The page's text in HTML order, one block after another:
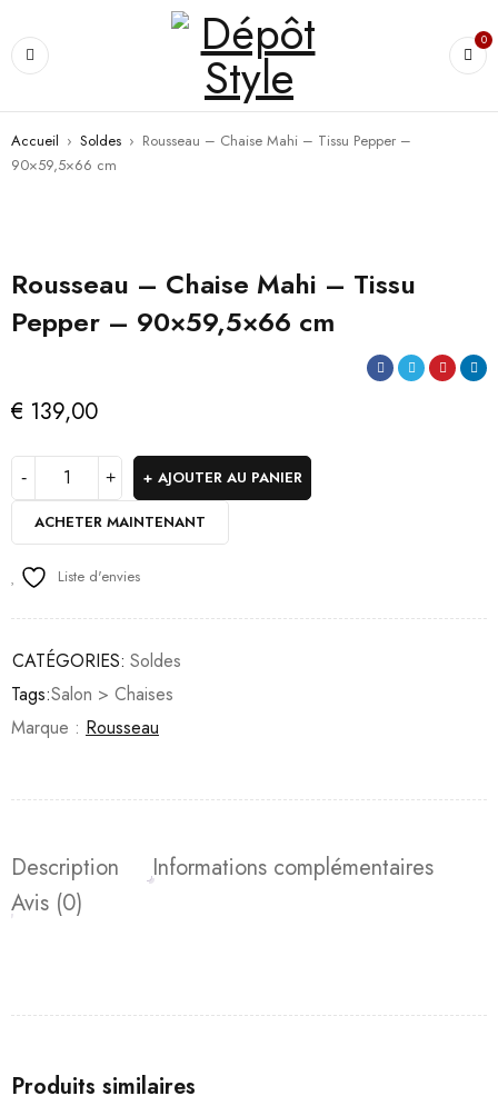
0
Accueil › Soldes › Rousseau – Chaise Mahi – Tissu Pepper –
90×59,5×66 cm
Rousseau – Chaise Mahi – Tissu
Pepper – 90×59,5×66 cm
€ 139,00
AJOUTER AU PANIER
ACHETER MAINTENANT
Liste d'envies
CATÉGORIES: Soldes
Tags:Salon > Chaises
Marque : Rousseau
Description
Informations complémentaires
Avis (0)
Produits similaires